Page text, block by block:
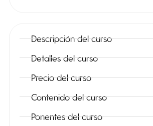
Descripción del curso
Detalles del curso
Precio del curso
Contenido del curso
Ponentes del curso